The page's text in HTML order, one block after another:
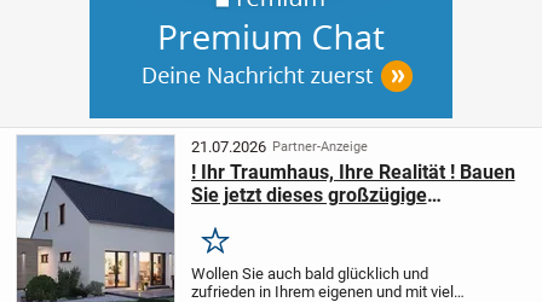
21.07.2026 Partner-Anzeige
! Ihr Traumhaus, Ihre Realität ! Bauen
Sie jetzt dieses großzügige
Merken
Wollen Sie auch bald glücklich und
zufrieden in Ihrem eigenen und mit viel